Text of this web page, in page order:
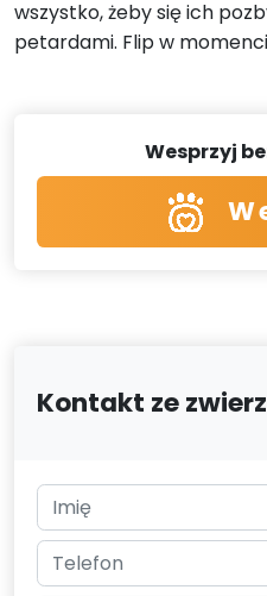
wszystko, żeby się ich
petardami. Flip w
Wesprzyj
Kontakt ze